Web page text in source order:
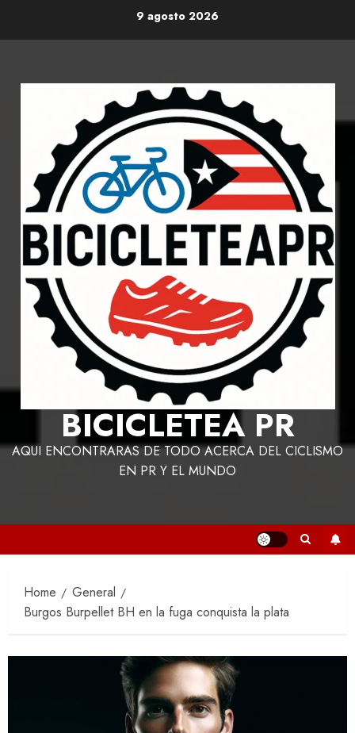
9 agosto 2026
BICICLETEA PR
AQUI ENCONTRARAS DE TODO ACERCA DEL CICLISMO
EN PR Y EL MUNDO
Home
General
Burgos Burpellet BH en la fuga conquista la plata